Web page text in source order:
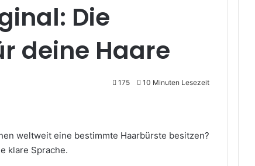
Die
deine Haare
175 10 Minuten Lesezeit
weltweit eine bestimmte Haarbürste besitzen?
klare Sprache.